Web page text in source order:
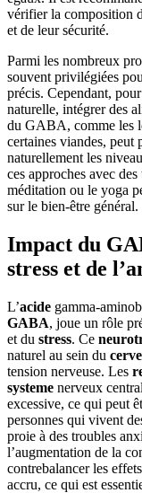
vérifier la composition
et de leur sécurité.
Parmi les nombreux
souvent privilégiées
précis. Cependant,
naturelle, intégrer des
du GABA, comme les
certaines viandes, peut
naturellement les
ces approches avec
méditation ou le yoga
sur le bien-être général.
Impact du
stress et de
L’acide gamma-
GABA, joue un rôle
et du stress. Ce
naturel au sein du
tension nerveuse. Les
systeme nerveux
excessive, ce qui peut
personnes qui vivent
proie à des troubles
l’augmentation de la
contrebalancer les
accru, ce qui est